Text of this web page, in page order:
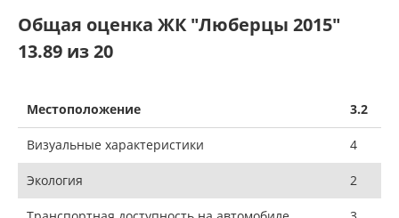
Общая оценка ЖК "Люберцы 2015"
13.89 из 20
Местоположение 3.2
Визуальные характеристики 4
Экология 2